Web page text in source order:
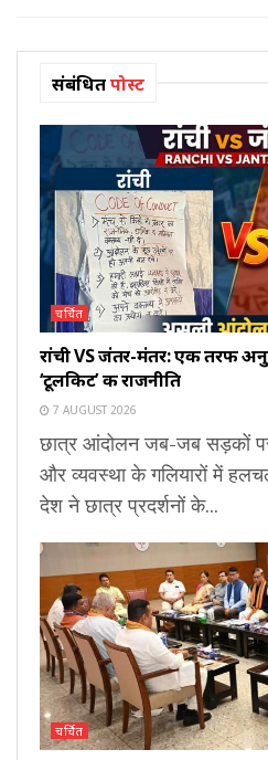
संबंधितपोस्ट
चर्चित
रांची VS जंतर-मंतर: एक तरफ
‘टूलकिट’ की राजनीति
7 AUGUST 2026
छात्र आंदोलन जब-जब सड़कों
और व्यवस्था के गलियारों में
देश ने छात्र प्रदर्शनों के...
चर्चित